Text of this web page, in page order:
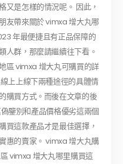
又是怎樣的情況呢。 因此，
友帶來關於 vimxa 增大丸哪
年最便捷且有正品保障的
人群，那麼請繼續往下看。
區 vimxa 增大丸可購買的詳
上上線下兩種途徑的具體情
購買方式。而後在文章的後
鑒別和產品價格優劣這兩個
買這款產品才是最佳選擇，
惠的賣家。 vimxa 增大丸購
vimxa 增大丸哪里購買這